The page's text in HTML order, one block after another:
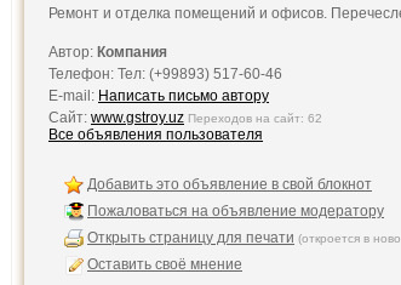
Ремонт и отделка помещений и офисов.
Автор: Компания
Телефон: Тел: (+99893) 517-60-46
E-mail: Написать письмо автору
Сайт: www.gstroy.uz Переходов на сайт: 62
Все объявления пользователя
Добавить это объявление в свой блокнот
Пожаловаться на объявление модератору
Открыть страницу для печати (откроется в
Оставить своё мнение